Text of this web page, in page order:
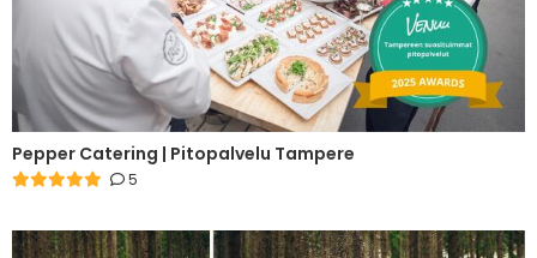
Pepper Catering | Pitopalvelu Tampere
5